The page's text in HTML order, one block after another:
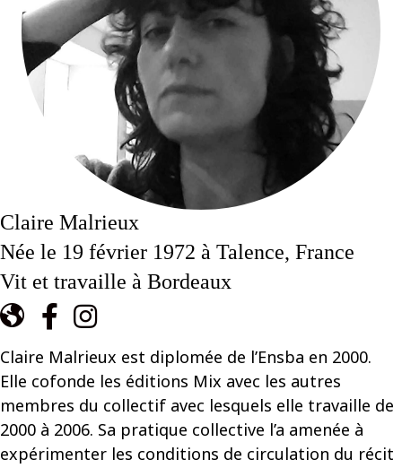
Claire Malrieux
Née le 19 février 1972 à Talence, France
Vit et travaille à Bordeaux
Claire Malrieux est diplomée de l’Ensba en 2000.
Elle cofonde les éditions Mix avec les autres
membres du collectif avec lesquels elle travaille de
2000 à 2006. Sa pratique collective l’a amenée à
expérimenter les conditions de circulation du récit